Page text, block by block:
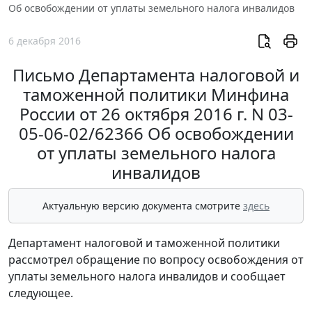
Об освобождении от уплаты земельного налога инвалидов
6 декабря 2016
Письмо Департамента налоговой и
таможенной политики Минфина
России от 26 октября 2016 г. N 03-
05-06-02/62366 Об освобождении
от уплаты земельного налога
инвалидов
Актуальную версию документа смотрите здесь
Департамент налоговой и таможенной политики
рассмотрел обращение по вопросу освобождения от
уплаты земельного налога инвалидов и сообщает
следующее.